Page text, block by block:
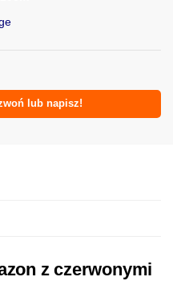
lub napisz!
z czerwonymi